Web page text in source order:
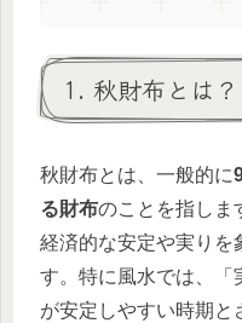
1. 秋財布とは？
秋財布とは、一般的に
る財布のことを指しま
経済的な安定や実りを
す。特に風水では、「
が安定しやすい時期と